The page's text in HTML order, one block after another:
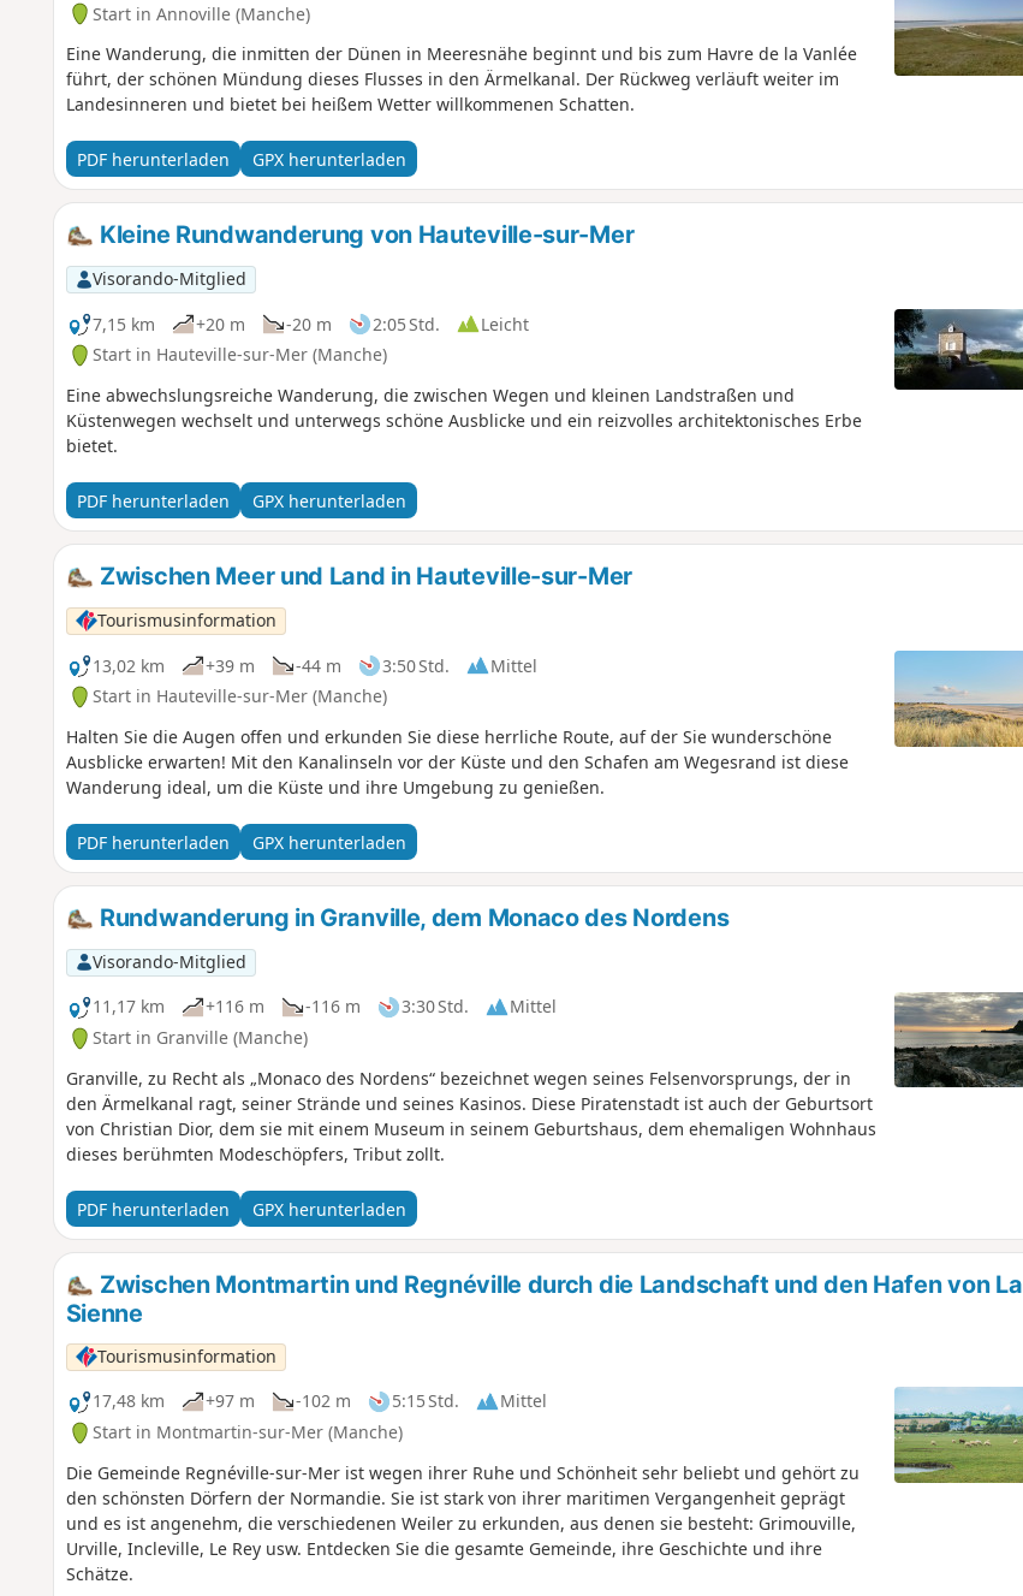
Start in Annoville (Manche)
Eine Wanderung, die inmitten der Dünen in Meeresnähe beginnt und bis zum Havre de la Vanlée
führt, der schönen Mündung dieses Flusses in den Ärmelkanal. Der Rückweg verläuft weiter im
Landesinneren und bietet bei heißem Wetter willkommenen Schatten.
PDF herunterladen GPX herunterladen
Kleine Rundwanderung von Hauteville-sur-Mer
Visorando-Mitglied
7,15 km
+20 m -20 m 2:05 Std.
Leicht
Start in Hauteville-sur-Mer (Manche)
Eine abwechslungsreiche Wanderung, die zwischen Wegen und kleinen Landstraßen und
Küstenwegen wechselt und unterwegs schöne Ausblicke und ein reizvolles architektonisches Erbe
bietet.
PDF herunterladen GPX herunterladen
Zwischen Meer und Land in Hauteville-sur-Mer
Tourismusinformation
13,02 km
+39 m -44 m 3:50 Std.
Mittel
Start in Hauteville-sur-Mer (Manche)
Halten Sie die Augen offen und erkunden Sie diese herrliche Route, auf der Sie wunderschöne
Ausblicke erwarten! Mit den Kanalinseln vor der Küste und den Schafen am Wegesrand ist diese
Wanderung ideal, um die Küste und ihre Umgebung zu genießen.
PDF herunterladen GPX herunterladen
Rundwanderung in Granville, dem Monaco des Nordens
Visorando-Mitglied
11,17 km
+116 m -116 m 3:30 Std.
Mittel
Start in Granville (Manche)
Granville, zu Recht als „Monaco des Nordens“ bezeichnet wegen seines Felsenvorsprungs, der in
den Ärmelkanal ragt, seiner Strände und seines Kasinos. Diese Piratenstadt ist auch der Geburtsort
von Christian Dior, dem sie mit einem Museum in seinem Geburtshaus, dem ehemaligen Wohnhaus
dieses berühmten Modeschöpfers, Tribut zollt.
PDF herunterladen GPX herunterladen
Zwischen Montmartin und Regnéville durch die Landschaft und den Hafen von La
Sienne
Tourismusinformation
17,48 km
+97 m -102 m 5:15 Std.
Mittel
Start in Montmartin-sur-Mer (Manche)
Die Gemeinde Regnéville-sur-Mer ist wegen ihrer Ruhe und Schönheit sehr beliebt und gehört zu
den schönsten Dörfern der Normandie. Sie ist stark von ihrer maritimen Vergangenheit geprägt
und es ist angenehm, die verschiedenen Weiler zu erkunden, aus denen sie besteht: Grimouville,
Urville, Incleville, Le Rey usw. Entdecken Sie die gesamte Gemeinde, ihre Geschichte und ihre
Schätze.